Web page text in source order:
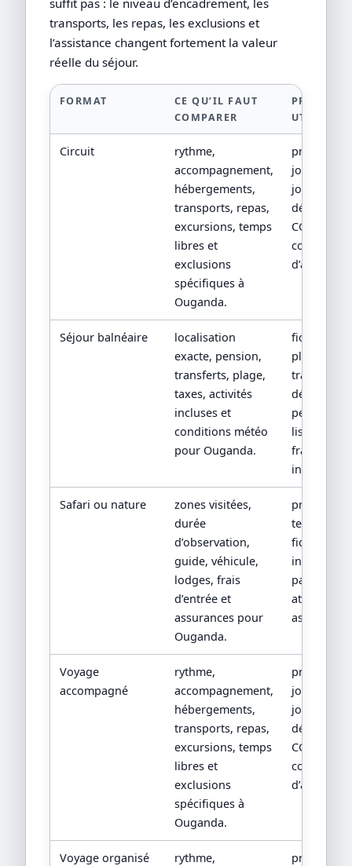
suffit pas : le niveau d’encadrement, les
transports, les repas, les exclusions et
l’assistance changent fortement la valeur
réelle du séjour.
FORMAT
CE QU’IL FAUT
COMPARER
PREUVE
UTILE
Circuit
rythme,
accompagnement,
hébergements,
transports, repas,
excursions, temps
libres et
exclusions
spécifiques à
Ouganda.
jour par
jour, devis
détaillé,
CGV/CPV et
conditions
Séjour balnéaire
localisation
exacte, pension,
transferts, plage,
taxes, activités
incluses et
conditions météo
pour Ouganda.
fiche hôtel,
plan de
transfert,
détail de
pension et
liste des
frais non
inclus.
Safari ou nature
zones visitées,
durée
d’observation,
guide, véhicule,
lodges, frais
d’entrée et
assurances pour
Ouganda.
terrain,
fiche
inclusions
parc et
attestation
assurance.
Voyage
accompagné
rythme,
accompagnement,
hébergements,
transports, repas,
excursions, temps
libres et
exclusions
spécifiques à
Ouganda.
jour par
jour, devis
détaillé,
CGV/CPV et
conditions
Voyage organisé rythme,